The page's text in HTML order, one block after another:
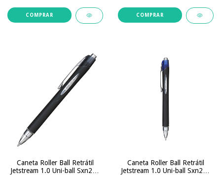
COMPRAR COMPRAR
Caneta Roller Ball Retrátil
Jetstream 1.0 Uni-ball Sxn210
Caneta Roller Ball Retrátil
Jetstream 1.0 Uni-ball Sxn210